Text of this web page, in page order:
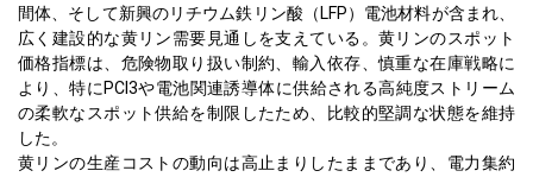
間体、そして新興のリチウム鉄リン酸（LFP）電池材料が含まれ、
広く建設的な黄リン需要見通しを支えている。黄リンのスポット
価格指標は、危険物取り扱い制約、輸入依存、慎重な在庫戦略に
より、特にPCl3や電池関連誘導体に供給される高純度ストリーム
の柔軟なスポット供給を制限したため、比較的堅調な状態を維持
した。
黄リンの生産コストの動向は高止まりしたままであり、電力集約